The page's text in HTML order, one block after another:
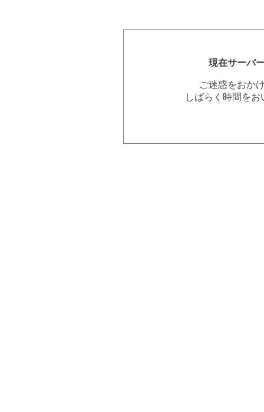
現在サーバ
ご迷惑をおか
しばらく時間を